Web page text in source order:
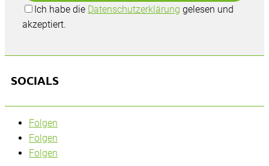
Ich habe die Datenschutzerklärung gelesen und
akzeptiert.
SOCIALS
Folgen
Folgen
Folgen